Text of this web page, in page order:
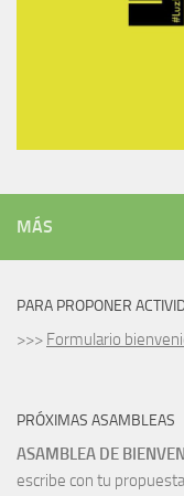
MÁS
PARA PROPONER
>>> Formulario
PRÓXIMAS ASAMBLEAS
ASAMBLEA DE
escribe con tu